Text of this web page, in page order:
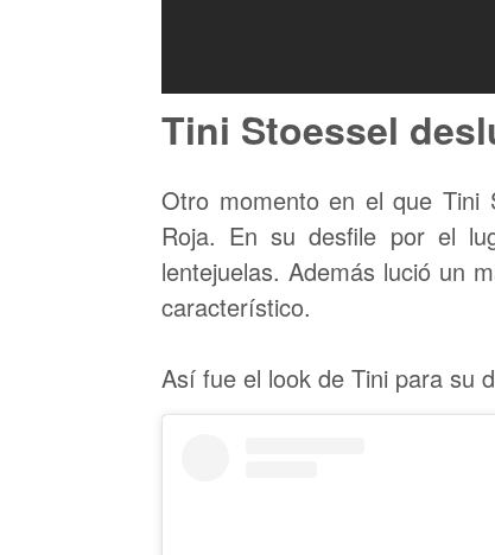
Tini Stoessel
Otro momento en el que Tini
Roja. En su desfile por el
lentejuelas. Además lució un
característico.
Así fue el look de Tini para su